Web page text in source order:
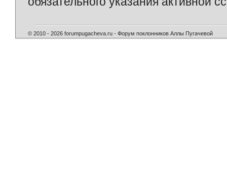
© 2010 - 2026 forumpugacheva.ru - Форум поклонников Аллы Пугачевой